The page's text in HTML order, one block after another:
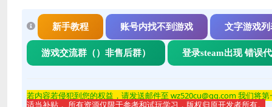
新手教程 账号内找不到游戏 文字游戏列
游戏交流群（）非售后群） 登录steam出现 错误
若内容若侵犯到您的权益，请发送邮件至 wz520cu@qq.com 我们将
适当补贴， 所有资源仅限于参考和试玩学习，版权归原开发者所有。